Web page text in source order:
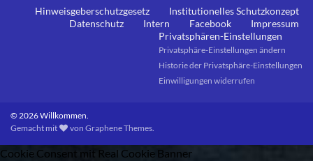
Hinweisgeberschutzgesetz
Institutionelles Schutzkonzept
Datenschutz
Intern Facebook
Impressum
Privatsphären-Einstellungen
Privatsphäre-Einstellungen ändern
Historie der Privatsphäre-Einstellungen
Einwilligungen widerrufen
© 2026 Willkommen.
Gemacht mit
vonGraphene Themes.
Cookie Consent mit Real Cookie Banner